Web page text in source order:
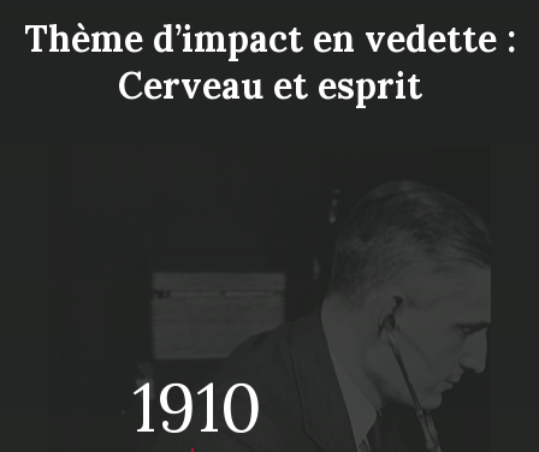
Thème d’impact en vedette :
Cerveau et esprit
1910